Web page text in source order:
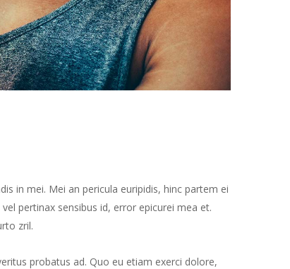
in mei. Mei an pericula euripidis, hinc partem ei
pertinax sensibus id, error epicurei mea et.
zril.
probatus ad. Quo eu etiam exerci dolore,